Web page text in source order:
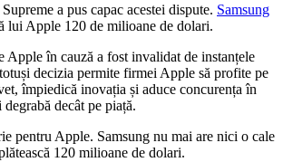
a pus capac acestei dispute. Samsung
lui Apple 120 de milioane de dolari.
Apple în cauză a fost invalidat de instanțele
decizia permite firmei Apple să profite pe
împiedică inovația și aduce concurența în
decât pe piață.
pentru Apple. Samsung nu mai are nici o cale
120 milioane de dolari.